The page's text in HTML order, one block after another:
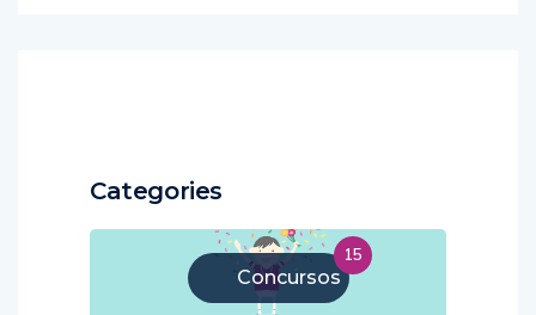
Categories
Concursos
15